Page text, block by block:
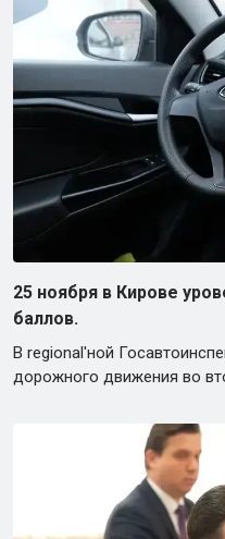
25 ноября в Кирове
баллов.
В regional'ной
дорожного движения во